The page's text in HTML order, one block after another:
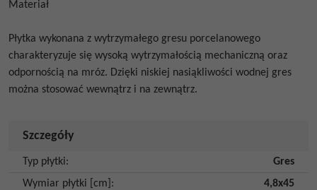
Materiał
Płytka wykonana z wytrzymałego gresu porcelanowego
charakteryzuje się wysoką wytrzymałością mechaniczną oraz
odpornością na mróz. Dzięki niskiej nasiąkliwości wodnej gres
można stosować wewnątrz i na zewnątrz.
Szczegóły
Typ płytki:
Gres
Wymiar płytki [cm] :
4,8x45